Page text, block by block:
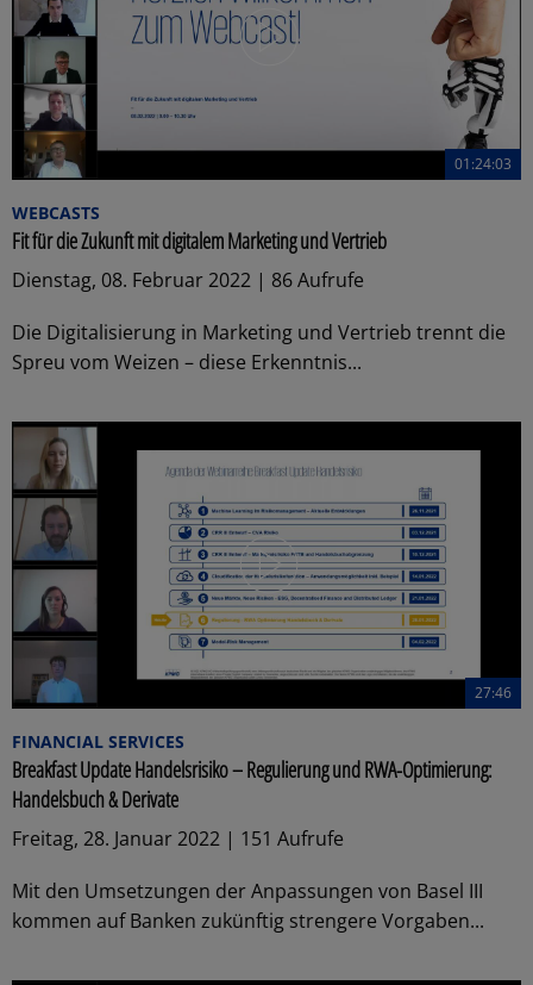
01:24:03
WEBCASTS
Fit für die Zukunft mit digitalem Marketing und Vertrieb
Dienstag, 08. Februar 2022 | 86 Aufrufe
Die Digitalisierung in Marketing und Vertrieb trennt die
Spreu vom Weizen – diese Erkenntnis...
27:46
FINANCIAL SERVICES
Breakfast Update Handelsrisiko – Regulierung und RWA-Optimierung:
Handelsbuch & Derivate
Freitag, 28. Januar 2022 | 151 Aufrufe
Mit den Umsetzungen der Anpassungen von Basel III
kommen auf Banken zukünftig strengere Vorgaben...